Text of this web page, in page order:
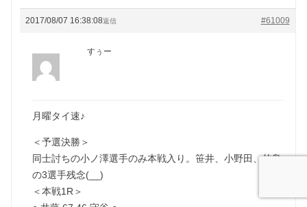
2017/08/07 16:38:08 #61009
返信
すぅー
月曜タイ速♪
＜予選決勝＞
同士討ちの小ノ澤選手のみ本戦入り。笹井、小野田、竹島
の3選手残念(__)
＜本戦1R＞